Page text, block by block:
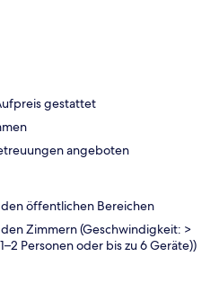
gestattet
angeboten
den öffentlichen Bereichen
Zimmern (Geschwindigkeit: >
Personen oder bis zu 6 Geräte))